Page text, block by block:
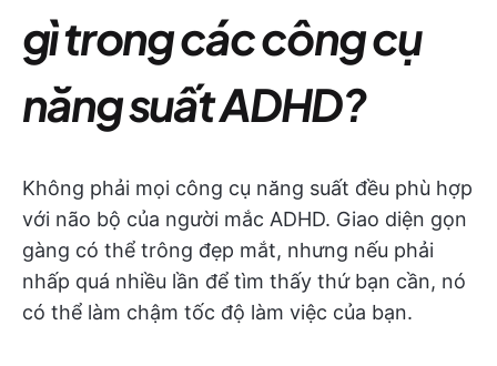
gì trong các công cụ
năng suất ADHD?
Không phải mọi công cụ năng suất đều phù hợp
với não bộ của người mắc ADHD. Giao diện gọn
gàng có thể trông đẹp mắt, nhưng nếu phải
nhấp quá nhiều lần để tìm thấy thứ bạn cần, nó
có thể làm chậm tốc độ làm việc của bạn.